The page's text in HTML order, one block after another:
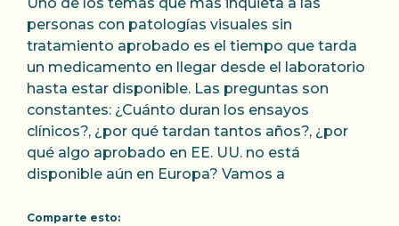
personas con patologías visuales sin
tratamiento aprobado es el tiempo que tarda
un medicamento en llegar desde el laboratorio
hasta estar disponible. Las preguntas son
constantes: ¿Cuánto duran los ensayos
clínicos?, ¿por qué tardan tantos años?, ¿por
qué algo aprobado en EE. UU. no está
disponible aún en Europa? Vamos a
Comparte esto: